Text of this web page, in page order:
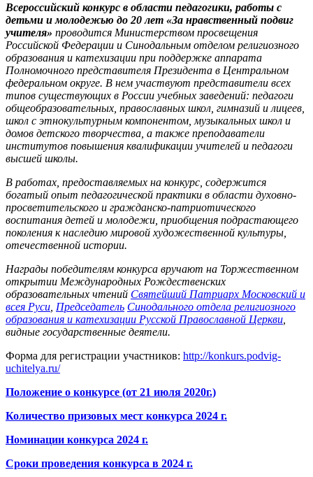
Всероссийский конкурс в области педагогики, работы с
детьми и молодежью до 20 лет «За нравственный подвиг
учителя» проводится Министерством просвещения
Российской Федерации и Синодальным отделом религиозного
образования и катехизации при поддержке аппарата
Полномочного представителя Президента в Центральном
федеральном округе. В нем участвуют представители всех
типов существующих в России учебных заведений: педагоги
общеобразовательных, православных школ, гимназий и лицеев,
школ с этнокультурным компонентом, музыкальных школ и
домов детского творчества, а также преподаватели
институтов повышения квалификации учителей и педагоги
высшей школы.
В работах, предоставляемых на конкурс, содержится
богатый опыт педагогической практики в области духовно-
просветительского и гражданско-патриотического
воспитания детей и молодежи, приобщения подрастающего
поколения к наследию мировой художественной культуры,
отечественной истории.
Награды победителям конкурса вручают на Торжественном
открытии Международных Рождественских
образовательных чтений Святейший Патриарх Московский и
всея Руси Председатель Синодального отдела религиозного
образования и катехизации Русской Православной Церкви
видные государственные деятели.
Форма для регистрации участников: http://konkurs.podvig-
uchitelya.ru/
Положение о конкурсе (от 21 июля 2020г.)
Количество призовых мест конкурса 2024 г.
Номинации конкурса 2024 г.
Сроки проведения конкурса в 2024 г.